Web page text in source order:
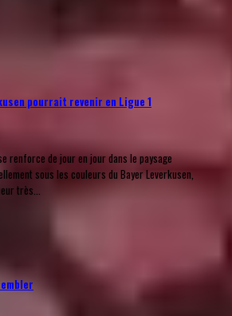
pourrait revenir en Ligue 1
renforce de jour en jour dans le paysage
sous les couleurs du Bayer Leverkusen,
très...